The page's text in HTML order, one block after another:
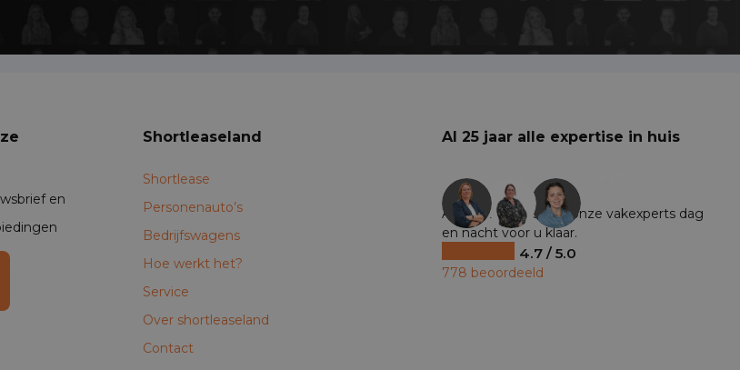
van de documenten, dat
en
Shortleaseland
Shortlease
Personenauto’s
Bedrijfswagens
Hoe werkt het?
Service
Over shortleaseland
Contact
Al 25 jaar alle expertise in huis
Al ruim 25 jaar staan onze vakexperts dag
en nacht voor u klaar.
4.7 / 5.0
778 beoordeeld